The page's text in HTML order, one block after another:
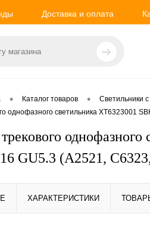
Доставка и оплата
• Каталог товаров • Светильники с
однофазного светильника XT6323001
GU5.3 (A2521,
ХАРАКТЕРИСТИКИ